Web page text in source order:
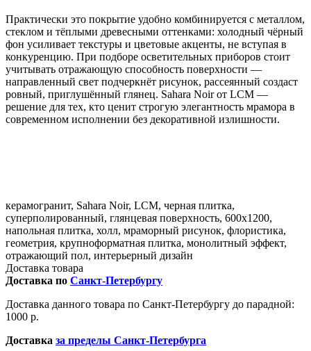
Практически это покрытие удобно комбинируется с металлом,
стеклом и тёплыми древесными оттенками: холодный чёрный
фон усиливает текстуры и цветовые акценты, не вступая в
конкуренцию. При подборе осветительных приборов стоит
учитывать отражающую способность поверхности —
направленный свет подчеркнёт рисунок, рассеянный создаст
ровный, приглушённый глянец. Sahara Noir от LCM —
решение для тех, кто ценит строгую элегантность мрамора в
современном исполнении без декоративной излишности.
керамогранит, Sahara Noir, LCM, черная плитка,
суперполированный, глянцевая поверхность, 600x1200,
напольная плитка, холл, мраморный рисунок, флористика,
геометрия, крупноформатная плитка, монолитный эффект,
отражающий пол, интерьерный дизайн
Доставка товара
Доставка по Санкт-Петербургу
Доставка данного товара по Санкт-Петербургу до парадной:
1000 р.
Доставка за пределы Санкт-Петербурга